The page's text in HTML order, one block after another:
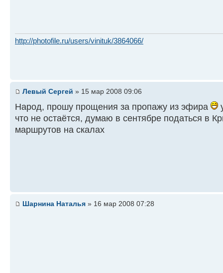
http://photofile.ru/users/vinituk/3864066/
Левый Сергей » 15 мар 2008 09:06
Народ, прошу прощения за пропажу из эфира
что не остаётся, думаю в сентябре податься в
маршрутов на скалах
Шарнина Наталья » 16 мар 2008 07:28